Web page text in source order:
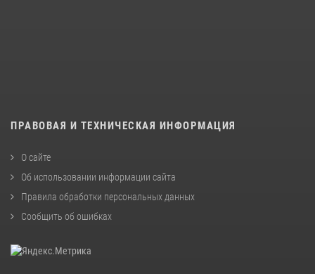
ПРАВОВАЯ И ТЕХНИЧЕСКАЯ ИНФОРМАЦИЯ
О сайте
Об использовании информации сайта
Правила обработки персональных данных
Сообщить об ошибках